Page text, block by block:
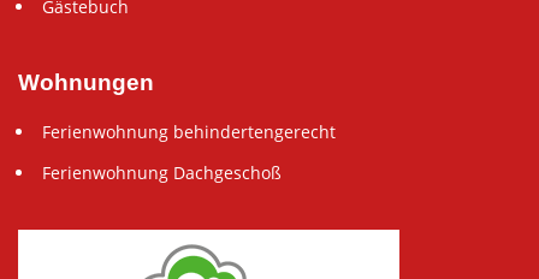
Gästebuch
Wohnungen
Ferienwohnung behindertengerecht
Ferienwohnung Dachgeschoß